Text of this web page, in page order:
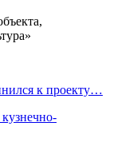
к проекту…